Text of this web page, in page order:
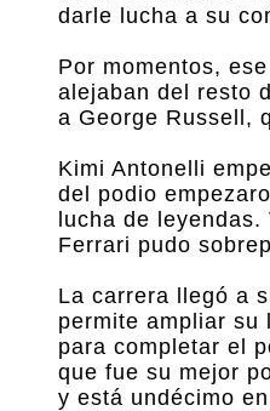
darle lucha a su
Por momentos,
alejaban del resto
a George Russell,
Kimi Antonelli
del podio
lucha de
Ferrari pudo
La carrera llegó a
permite ampliar su
para completar el
que fue su mejor
y está undécimo